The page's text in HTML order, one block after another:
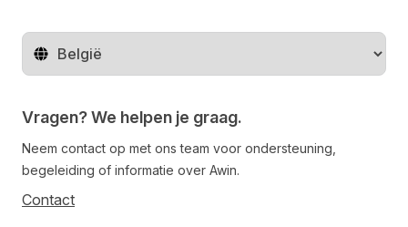
Regio wijzigen
Vragen? We helpen je graag.
Neem contact op met ons team voor ondersteuning,
begeleiding of informatie over Awin.
Contact